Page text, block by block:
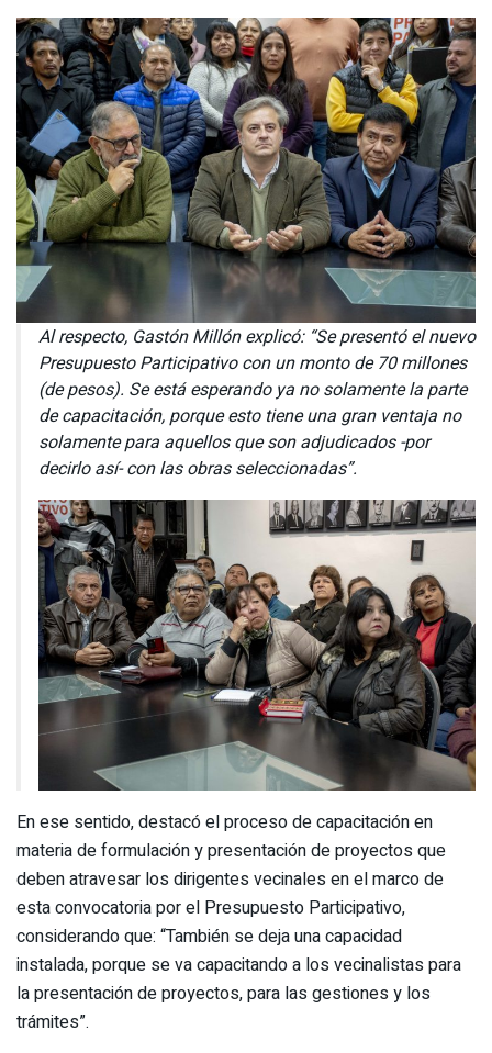
Al respecto, Gastón Millón explicó: “Se presentó el nuevo
Presupuesto Participativo con un monto de 70 millones
(de pesos). Se está esperando ya no solamente la parte
de capacitación, porque esto tiene una gran ventaja no
solamente para aquellos que son adjudicados -por
decirlo así- con las obras seleccionadas”.
En ese sentido, destacó el proceso de capacitación en
materia de formulación y presentación de proyectos que
deben atravesar los dirigentes vecinales en el marco de
esta convocatoria por el Presupuesto Participativo,
considerando que: “También se deja una capacidad
instalada, porque se va capacitando a los vecinalistas para
la presentación de proyectos, para las gestiones y los
trámites”.